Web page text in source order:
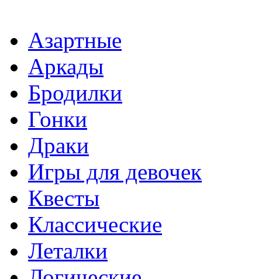
Азартные
Аркады
Бродилки
Гонки
Драки
Игры для девочек
Квесты
Классические
Леталки